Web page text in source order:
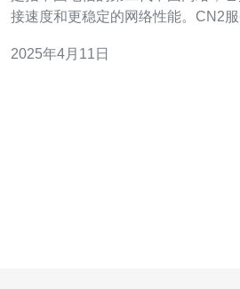
接速度和更稳定的网络性能。CN2
性能是一个至关重要的考虑因素。无
2025年4月11日